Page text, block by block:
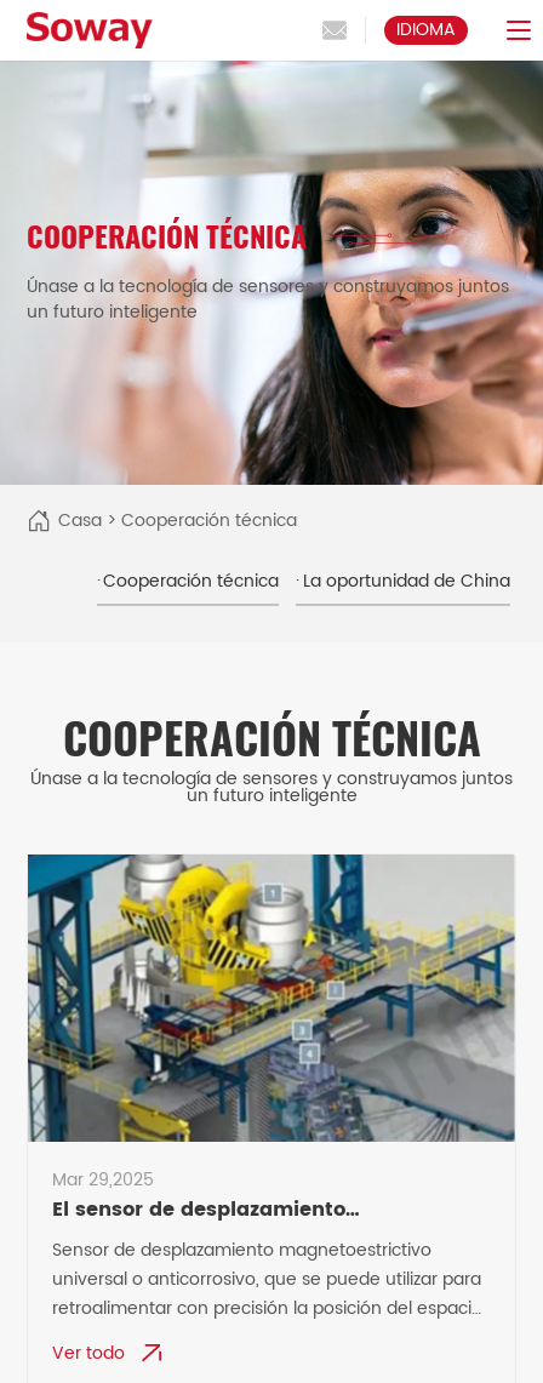
IDIOMA
COOPERACIÓN TÉCNICA
Únase a la tecnología de sensores y construyamos juntos
un futuro inteligente
Casa> Cooperación técnica
Cooperación técnica La oportunidad de China
COOPERACIÓN TÉCNICA
Únase a la tecnología de sensores y construyamos juntos
un futuro inteligente
Mar 29,2025
El sensor de desplazamiento
magnetoestrictivo se puede utilizar para
informar la posición del espacio entre
rodillos de la máquina de colada
Sensor de desplazamiento magnetoestrictivo
universal o anticorrosivo, que se puede utilizar para
retroalimentar con precisión la posición del espacio
entre rodillos de la máquina de colada continua
para lograr un control de circuito cerrado.
Ver todo